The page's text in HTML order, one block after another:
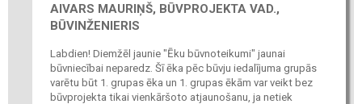
AIVARS MAURIŅŠ, BŪVPROJEKTA VAD.,
BŪVINŽENIERIS
Labdien! Diemžēl jaunie "Ēku būvnoteikumi" jaunai
būvniecībai neparedz. Šī ēka pēc būvju iedalījuma grupās
varētu būt 1. grupas ēka un 1. grupas ēkām var veikt bez
būvprojekta tikai vienkāršoto atjaunošanu, ja netiek